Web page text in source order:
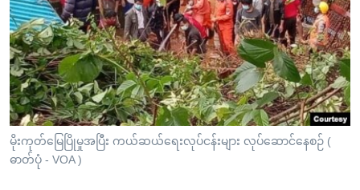
ပင်မ
အ
ညွန်း
စာမျက်နှာ
သို့
ကျော်
ကြည့်
ရန်
ရုပ်ရှင်ထဲက အင်္ဂလိပ်စာ
သုတပဒေသာ အင်္ဂလိပ်စာ
တီဗွီ
ရေဒီယို/တီဗွီအစီအစဉ်
Learning English
ဗွီအိုအေ လူမှုကွန်ယက်များ
မိုးကုတ်မြေပြိုမှုအပြီး ကယ်ဆယ်ရေးလုပ်ငန်းများ လုပ်ဆောင်နေစဉ် (
ဓာတ်ပုံ - VOA )